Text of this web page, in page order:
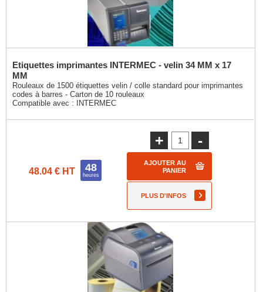
Etiquettes imprimantes INTERMEC - velin 34 MM x 17
MM
Rouleaux de 1500 étiquettes velin / colle standard pour imprimantes
codes à barres - Carton de 10 rouleaux
Compatible avec :
INTERMEC
48.04 € HT 48
heures
+ -
AJOUTER AU
PANIER
PLUS D'INFOS